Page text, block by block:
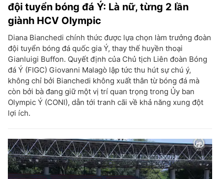
đội tuyển bóng đá Ý: Là nữ, từng 2 lần
giành HCV Olympic
Diana Bianchedi chính thức được lựa chọn làm trưởng đoàn
đội tuyển bóng đá quốc gia Ý, thay thế huyền thoại
Gianluigi Buffon. Quyết định của Chủ tịch Liên đoàn Bóng
đá Ý (FIGC) Giovanni Malagò lập tức thu hút sự chú ý,
không chỉ bởi Bianchedi không xuất thân từ bóng đá mà
còn bởi bà đang giữ một vị trí quan trọng trong Ủy ban
Olympic Ý (CONI), dẫn tới tranh cãi về khả năng xung đột
lợi ích.